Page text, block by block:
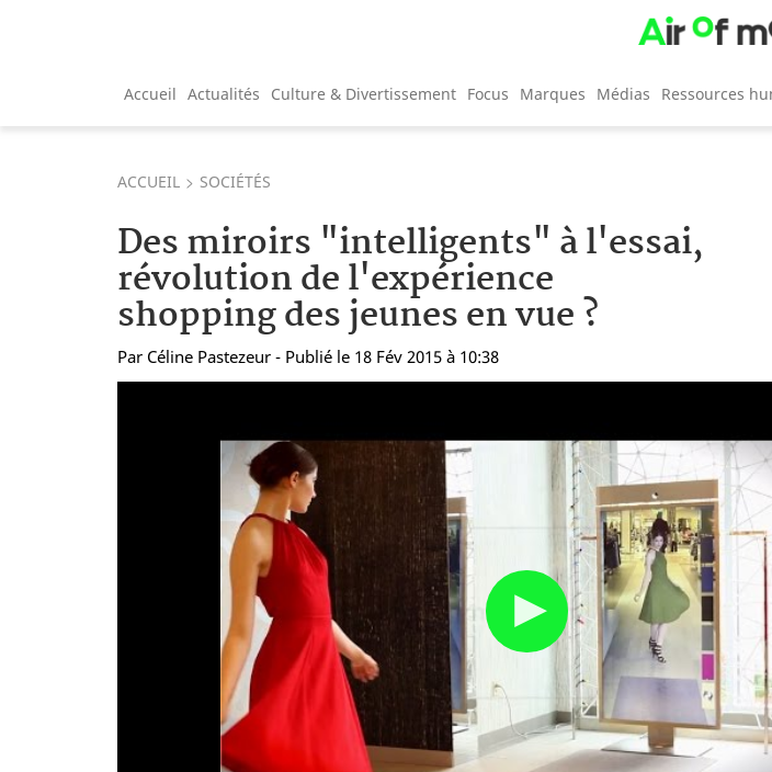
Accueil Actualités Culture & Divertissement Focus Marques Médias Ressources
ACCUEIL SOCIÉTÉS
Des miroirs "intelligents" à l'essai,
révolution de l'expérience
shopping des jeunes en vue ?
Par Céline Pastezeur - Publié le 18 Fév 2015 à 10:38